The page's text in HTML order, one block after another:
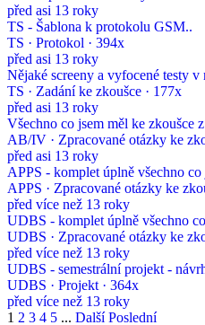
před asi 13 roky
TS - Šablona k protokolu GSM..
TS · Protokol · 394x
před asi 13 roky
Nějaké screeny a vyfocené testy
TS · Zadání ke zkoušce · 177x
před asi 13 roky
Všechno co jsem měl ke zkoušce
AB/IV · Zpracované otázky ke
před asi 13 roky
APPS - komplet úplně všechno
APPS · Zpracované otázky ke
před více než 13 roky
UDBS - komplet úplně všechno
UDBS · Zpracované otázky ke
před více než 13 roky
UDBS - semestrální projekt -
UDBS · Projekt · 364x
před více než 13 roky
1 2 3 4 5 ... Další Poslední